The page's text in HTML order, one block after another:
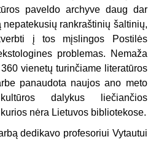
paveldo archyve daug dar
rankraštinių šaltinių,
į tos mįslingos Postilės
problemas. Nemaža
vienetų turinčiame literatūros
panaudota naujos ano meto
dalykus liečiančios
nėra Lietuvos bibliotekose.
dedikavo profesoriui Vytautui